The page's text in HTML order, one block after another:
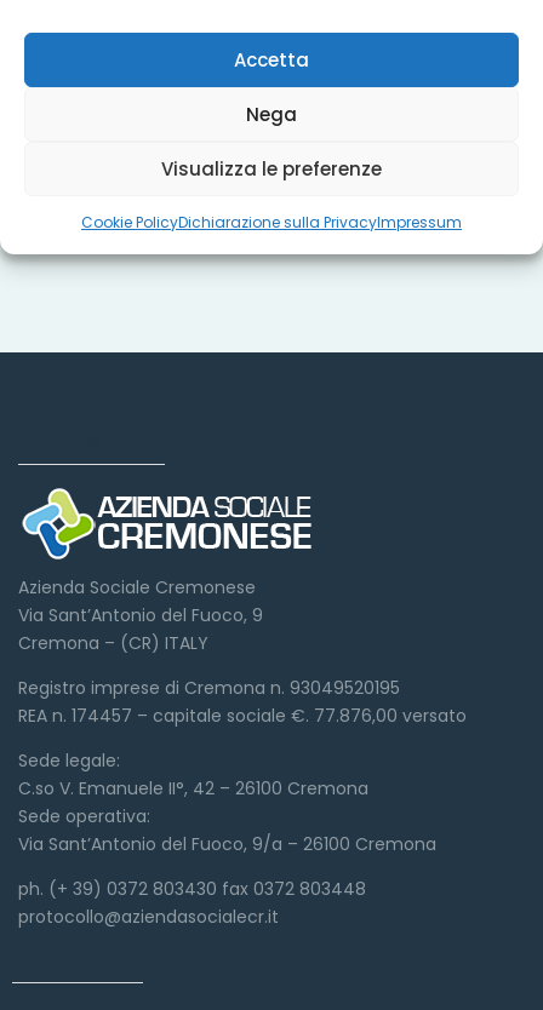
Accetta
Nega
Visualizza le preferenze
Cookie PolicyDichiarazione sulla PrivacyImpressum
Misure regionali
Azienda Sociale Cremonese
Via Sant’Antonio del Fuoco, 9
Cremona – (CR) ITALY
Registro imprese di Cremona n. 93049520195
REA n. 174457 – capitale sociale €. 77.876,00 versato
Sede legale:
C.so V. Emanuele II°, 42 – 26100 Cremona
Sede operativa:
Via Sant’Antonio del Fuoco, 9/a – 26100 Cremona
ph. (+ 39) 0372 803430 fax 0372 803448
protocollo@aziendasocialecr.it